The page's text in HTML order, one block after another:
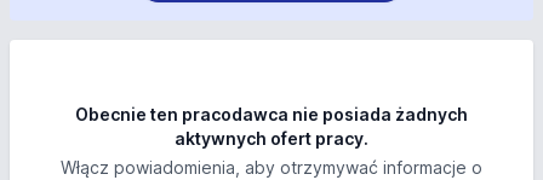
Obecnie ten pracodawca nie posiada żadnych
aktywnych ofert pracy.
Włącz powiadomienia, aby otrzymywać informacje o